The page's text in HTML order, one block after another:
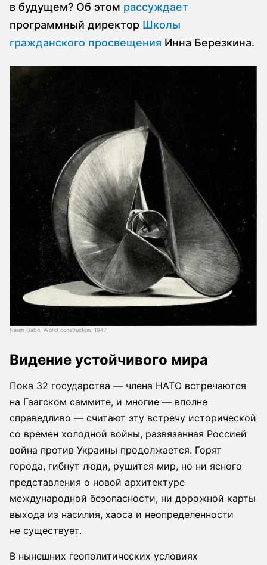
в будущем? Об этом рассуждает
программный директор Школы
гражданского просвещения Инна Березкина.
Naum Gabo, World construction, 1947
Видение устойчивого мира
Пока 32 государства — члена НАТО встречаются
на Гаагском саммите, и многие — вполне
справедливо — считают эту встречу исторической
со времен холодной войны, развязанная Россией
война против Украины продолжается. Горят
города, гибнут люди, рушится мир, но ни ясного
представления о новой архитектуре
международной безопасности, ни дорожной карты
выхода из насилия, хаоса и неопределенности
не существует.
В нынешних геополитических условиях